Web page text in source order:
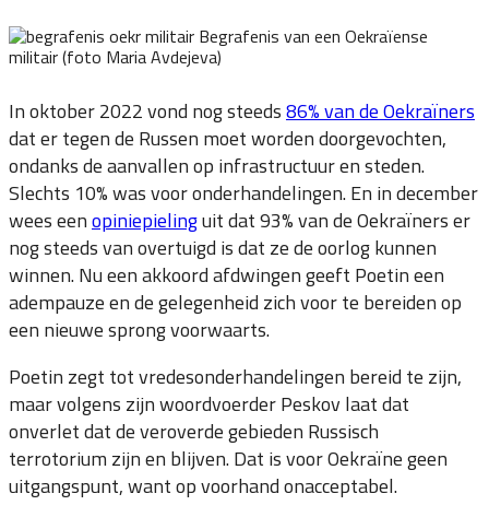
Begrafenis van een Oekraïense
militair (foto Maria Avdejeva)
In oktober 2022 vond nog steeds86% van de Oekraïners
dat er tegen de Russen moet worden doorgevochten,
ondanks de aanvallen op infrastructuur en steden.
Slechts 10% was voor onderhandelingen. En in december
wees eenopiniepielinguit dat 93% van de Oekraïners er
nog steeds van overtuigd is dat ze de oorlog kunnen
winnen. Nu een akkoord afdwingen geeft Poetin een
adempauze en de gelegenheid zich voor te bereiden op
een nieuwe sprong voorwaarts.
Poetin zegt tot vredesonderhandelingen bereid te zijn,
maar volgens zijn woordvoerder Peskov laat dat
onverlet dat de veroverde gebieden Russisch
terrotorium zijn en blijven. Dat is voor Oekraïne geen
uitgangspunt, want op voorhand onacceptabel.